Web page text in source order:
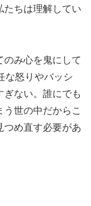
たちは理解してい
のみ心を鬼にして
な怒りやバッシ
ぎない。誰にでも
世の中だからこ
つめ直す必要があ